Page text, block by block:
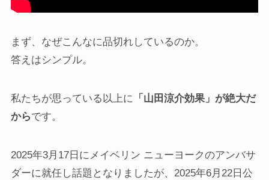
まず、なぜこんなに品切れしているのか。
答えはシンプル。
私たちが思っている以上に 「山田涼介効果」が絶大だ
からです。
2025年3月17日にメイベリン ニューヨークのアンバサ
ダーに就任し話題となりましたが、2025年6月22日公